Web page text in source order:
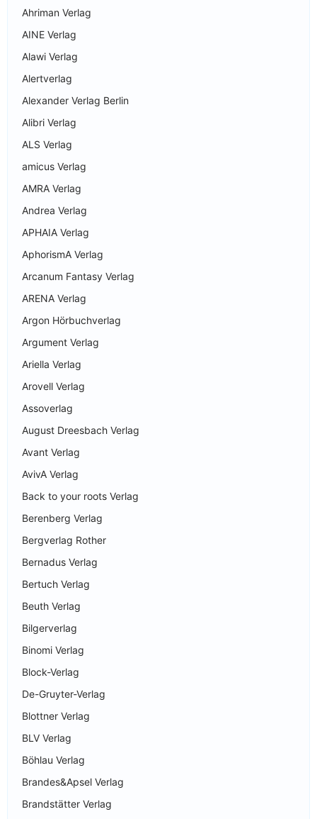
Ahriman Verlag
AINE Verlag
Alawi Verlag
Alertverlag
Alexander Verlag Berlin
Alibri Verlag
ALS Verlag
amicus Verlag
AMRA Verlag
Andrea Verlag
APHAIA Verlag
AphorismA Verlag
Arcanum Fantasy Verlag
ARENA Verlag
Argon Hörbuchverlag
Argument Verlag
Ariella Verlag
Arovell Verlag
Assoverlag
August Dreesbach Verlag
Avant Verlag
AvivA Verlag
Back to your roots Verlag
Berenberg Verlag
Bergverlag Rother
Bernadus Verlag
Bertuch Verlag
Beuth Verlag
Bilgerverlag
Binomi Verlag
Block-Verlag
De-Gruyter-Verlag
Blottner Verlag
BLV Verlag
Böhlau Verlag
Brandes&Apsel Verlag
Brandstätter Verlag